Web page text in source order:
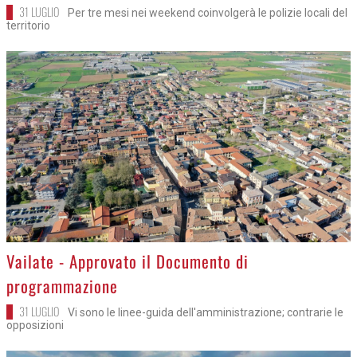
31 LUGLIO
Per tre mesi nei weekend coinvolgerà le polizie locali del
territorio
>
Vailate - Approvato il Documento di
programmazione
31 LUGLIO
Vi sono le linee-guida dell'amministrazione; contrarie le
opposizioni